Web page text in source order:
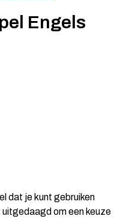
Engels
dat je kunt gebruiken
om een keuze